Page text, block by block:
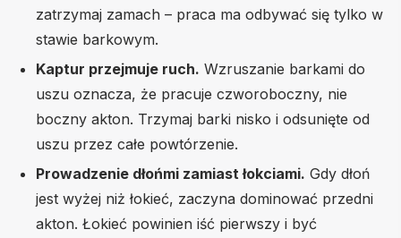
zatrzymaj zamach – praca ma odbywać się tylko w
stawie barkowym.
Kaptur przejmuje ruch. Wzruszanie barkami do
uszu oznacza, że pracuje czworoboczny, nie
boczny akton. Trzymaj barki nisko i odsunięte od
uszu przez całe powtórzenie.
Prowadzenie dłońmi zamiast łokciami. Gdy dłoń
jest wyżej niż łokieć, zaczyna dominować przedni
akton. Łokieć powinien iść pierwszy i być